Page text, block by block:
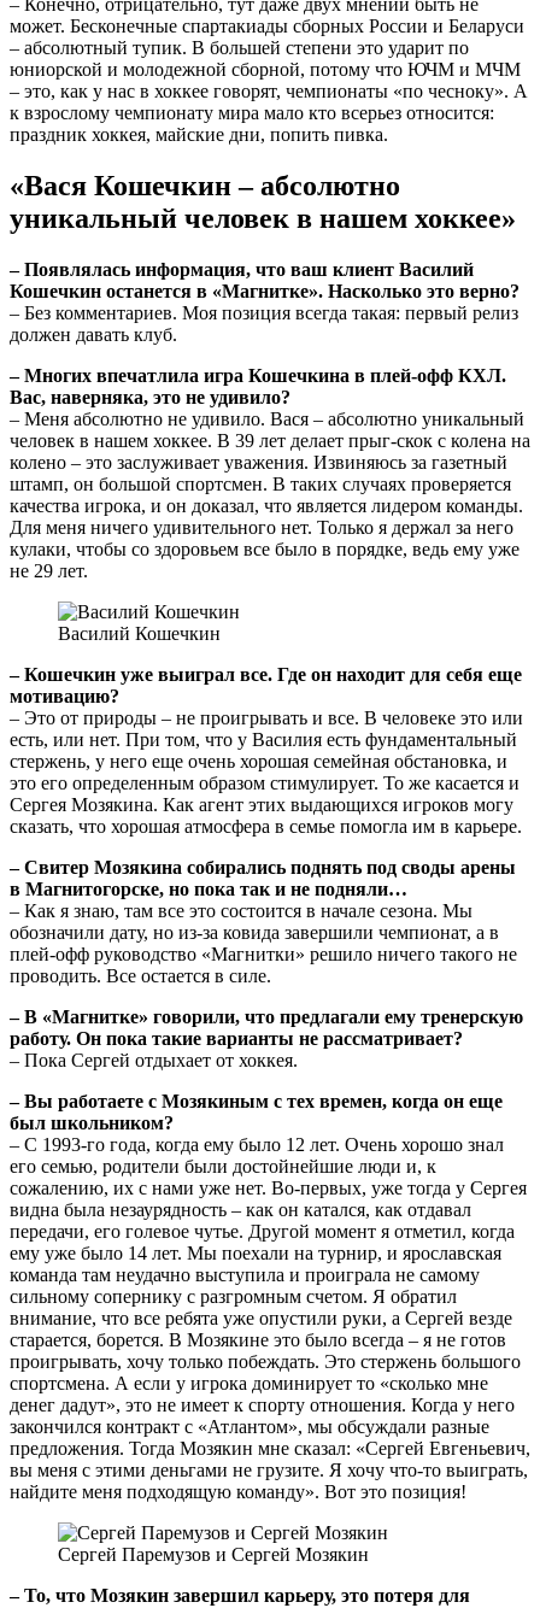
может. Бесконечные спартакиады сборных России и Беларуси
– абсолютный тупик. В большей степени это ударит по
юниорской и молодежной сборной, потому что ЮЧМ и МЧМ
– это, как у нас в хоккее говорят, чемпионаты «по чесноку». А
к взрослому чемпионату мира мало кто всерьез относится:
праздник хоккея, майские дни, попить пивка.
«Вася Кошечкин – абсолютно
уникальный человек в нашем хоккее»
– Появлялась информация, что ваш клиент Василий
Кошечкин останется в «Магнитке». Насколько это верно?
– Без комментариев. Моя позиция всегда такая: первый релиз
должен давать клуб.
– Многих впечатлила игра Кошечкина в плей-офф КХЛ.
Вас, наверняка, это не удивило?
– Меня абсолютно не удивило. Вася – абсолютно уникальный
человек в нашем хоккее. В 39 лет делает прыг-скок с колена на
колено – это заслуживает уважения. Извиняюсь за газетный
штамп, он большой спортсмен. В таких случаях проверяется
качества игрока, и он доказал, что является лидером команды.
Для меня ничего удивительного нет. Только я держал за него
кулаки, чтобы со здоровьем все было в порядке, ведь ему уже
не 29 лет.
Василий Кошечкин
– Кошечкин уже выиграл все. Где он находит для себя еще
мотивацию?
– Это от природы – не проигрывать и все. В человеке это или
есть, или нет. При том, что у Василия есть фундаментальный
стержень, у него еще очень хорошая семейная обстановка, и
это его определенным образом стимулирует. То же касается и
Сергея Мозякина. Как агент этих выдающихся игроков могу
сказать, что хорошая атмосфера в семье помогла им в карьере.
– Свитер Мозякина собирались поднять под своды арены
в Магнитогорске, но пока так и не подняли…
– Как я знаю, там все это состоится в начале сезона. Мы
обозначили дату, но из-за ковида завершили чемпионат, а в
плей-офф руководство «Магнитки» решило ничего такого не
проводить. Все остается в силе.
– В «Магнитке» говорили, что предлагали ему тренерскую
работу. Он пока такие варианты не рассматривает?
– Пока Сергей отдыхает от хоккея.
– Вы работаете с Мозякиным с тех времен, когда он еще
был школьником?
– С 1993-го года, когда ему было 12 лет. Очень хорошо знал
его семью, родители были достойнейшие люди и, к
сожалению, их с нами уже нет. Во-первых, уже тогда у Сергея
видна была незаурядность – как он катался, как отдавал
передачи, его голевое чутье. Другой момент я отметил, когда
ему уже было 14 лет. Мы поехали на турнир, и ярославская
команда там неудачно выступила и проиграла не самому
сильному сопернику с разгромным счетом. Я обратил
внимание, что все ребята уже опустили руки, а Сергей везде
старается, борется. В Мозякине это было всегда – я не готов
проигрывать, хочу только побеждать. Это стержень большого
спортсмена. А если у игрока доминирует то «сколько мне
денег дадут», это не имеет к спорту отношения. Когда у него
закончился контракт с «Атлантом», мы обсуждали разные
предложения. Тогда Мозякин мне сказал: «Сергей Евгеньевич,
вы меня с этими деньгами не грузите. Я хочу что-то выиграть,
найдите меня подходящую команду». Вот это позиция!
Сергей Паремузов и Сергей Мозякин
– То, что Мозякин завершил карьеру, это потеря для